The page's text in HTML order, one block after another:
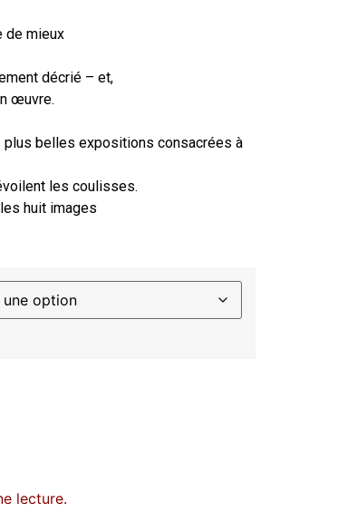
de mieux
décrié – et,
œuvre.
plus belles expositions consacrées à
les coulisses.
huit images
lecture.